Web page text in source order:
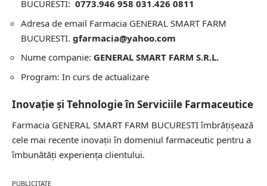
BUCURESTI: 0773.946 958 031.426 0811
Adresa de email Farmacia GENERAL SMART FARM
BUCURESTI. gfarmacia@yahoo.com
Nume companie: GENERAL SMART FARM S.R.L.
Program: In curs de actualizare
Inovație și Tehnologie în Serviciile Farmaceutice
Farmacia GENERAL SMART FARM BUCURESTI îmbrățișează
cele mai recente inovații în domeniul farmaceutic pentru a
îmbunătăți experiența clientului.
PUBLICITATE